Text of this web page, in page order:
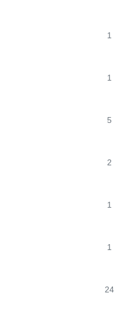
1
1
5
2
1
1
24